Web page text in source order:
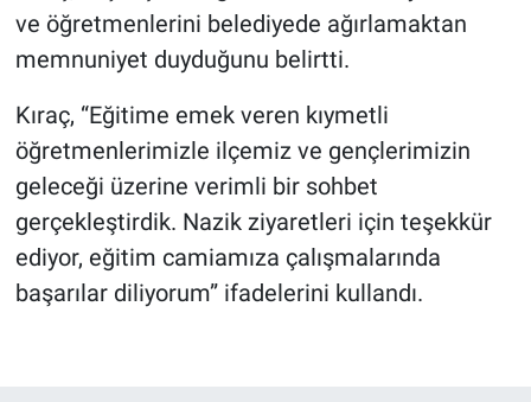
ve öğretmenlerini belediyede ağırlamaktan
memnuniyet duyduğunu belirtti.
Kıraç, “Eğitime emek veren kıymetli
öğretmenlerimizle ilçemiz ve gençlerimizin
geleceği üzerine verimli bir sohbet
gerçekleştirdik. Nazik ziyaretleri için teşekkür
ediyor, eğitim camiamıza çalışmalarında
başarılar diliyorum” ifadelerini kullandı.